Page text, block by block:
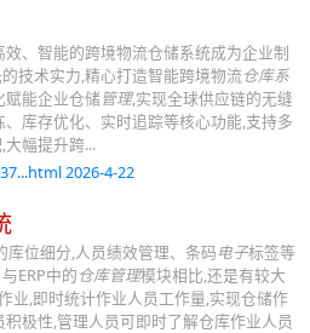
、智能的跨境物流仓储系统成为企业制
技术实力,精心打造智能跨境物流仓库系
能企业仓储管理,实现全球供应链的无缝
库存优化、实时追踪等核心功能,支持多
幅提升跨...
2026-4-22
库位细分,人员绩效管理、条码电子标签等
ERP中的仓库管理模块相比,还是有较大
业,即时统计作业人员工作量,实现仓储作
极性,管理人员可即时了解仓库作业人员